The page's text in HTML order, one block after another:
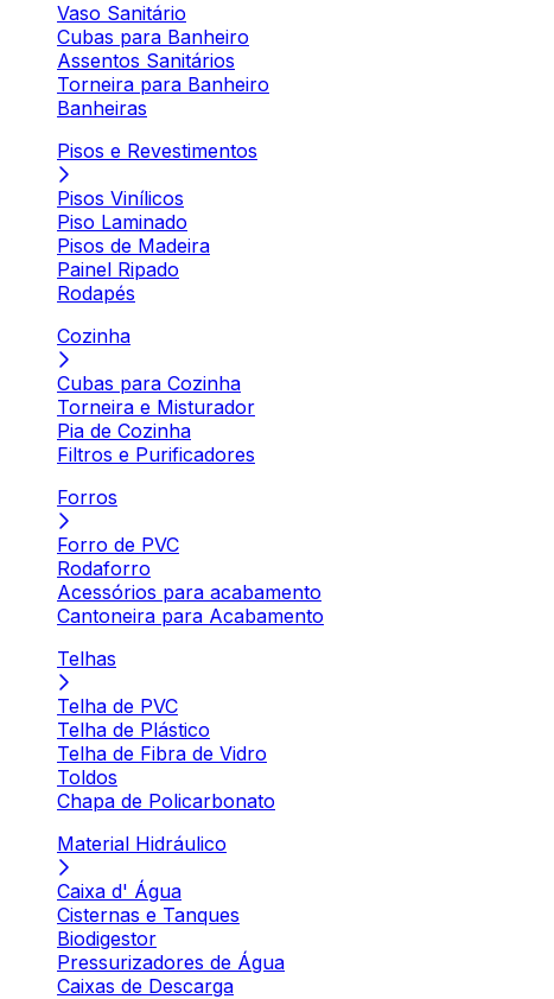
Vaso Sanitário
Cubas para Banheiro
Assentos Sanitários
Torneira para Banheiro
Banheiras
Pisos e Revestimentos
Pisos Vinílicos
Piso Laminado
Pisos de Madeira
Painel Ripado
Rodapés
Cozinha
Cubas para Cozinha
Torneira e Misturador
Pia de Cozinha
Filtros e Purificadores
Forros
Forro de PVC
Rodaforro
Acessórios para acabamento
Cantoneira para Acabamento
Telhas
Telha de PVC
Telha de Plástico
Telha de Fibra de Vidro
Toldos
Chapa de Policarbonato
Material Hidráulico
Caixa d' Água
Cisternas e Tanques
Biodigestor
Pressurizadores de Água
Caixas de Descarga